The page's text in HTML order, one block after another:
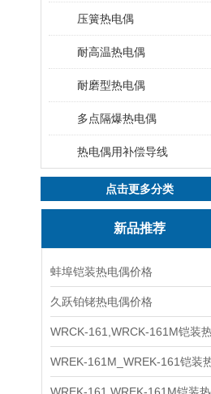
压簧热电偶
耐高温热电偶
耐磨型热电偶
多点隔爆热电偶
热电偶用补偿导线
点击更多分类
新品推荐
蚌埠铠装热电偶价格
久跃铂铑热电偶价格